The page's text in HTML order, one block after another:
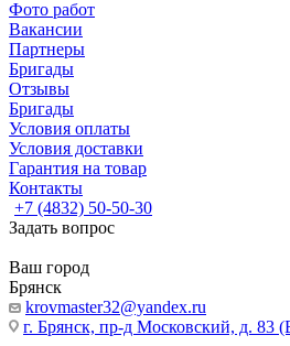
Фото работ
Вакансии
Партнеры
Бригады
Отзывы
Бригады
Условия оплаты
Условия доставки
Гарантия на товар
Контакты
+7 (4832) 50-50-30
Задать вопрос
Ваш город
Брянск
krovmaster32@yandex.ru
г. Брянск, пр-д Московский, д. 83